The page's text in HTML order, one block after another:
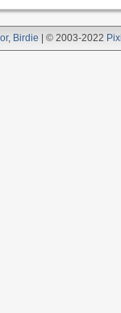
, Birdie | © 2003-2022